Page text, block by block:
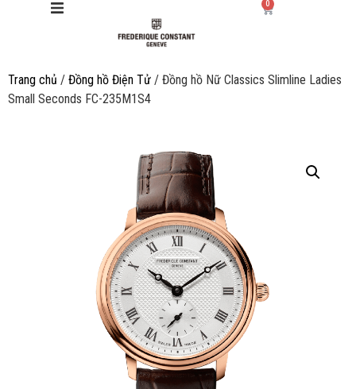
Giới thiệu
0
Trang chủ / Đồng hồ Điện Tử / Đồng hồ Nữ Classics Slimline Ladies
Small Seconds FC-235M1S4